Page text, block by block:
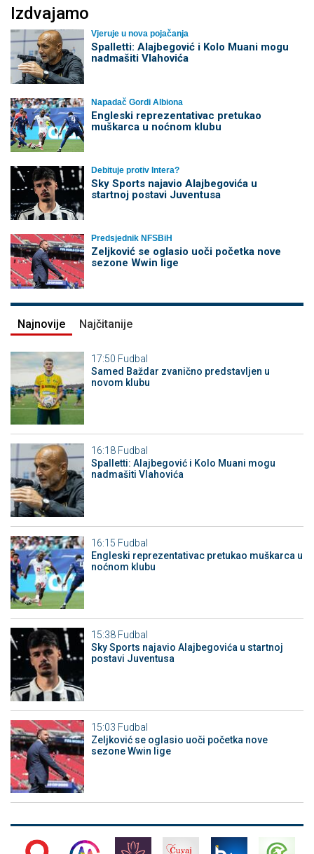
Izdvajamo
Vjeruje u nova pojačanja
Spalletti: Alajbegović i Kolo Muani mogu
nadmašiti Vlahovića
Napadač Gordi Albiona
Engleski reprezentativac pretukao
muškarca u noćnom klubu
Debituje protiv Intera?
Sky Sports najavio Alajbegovića u
startnoj postavi Juventusa
Predsjednik NFSBiH
Zeljković se oglasio uoči početka nove
sezone Wwin lige
Najnovije Najčitanije
17:50 Fudbal
Samed Baždar zvanično predstavljen u
novom klubu
16:18 Fudbal
Spalletti: Alajbegović i Kolo Muani mogu
nadmašiti Vlahovića
16:15 Fudbal
Engleski reprezentativac pretukao muškarca u
noćnom klubu
15:38 Fudbal
Sky Sports najavio Alajbegovića u startnoj
postavi Juventusa
15:03 Fudbal
Zeljković se oglasio uoči početka nove
sezone Wwin lige